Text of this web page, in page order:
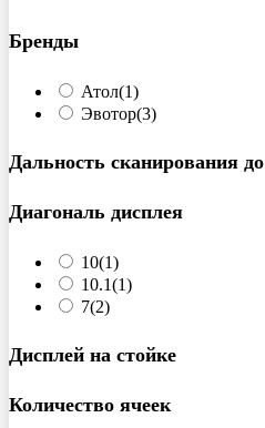
Бренды
Атол(1)
Эвотор(3)
Дальность сканирования до
Диагональ дисплея
10(1)
10.1(1)
7(2)
Дисплей на стойке
Количество ячеек